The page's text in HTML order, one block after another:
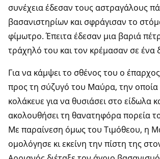
συνέχεια έδεσαν τους αστραγάλους
βασανιστηρίων και σφράγισαν το
φίμωτρο. Έπειτα έδεσαν μια βαριά
τράχηλό του και τον κρέμασαν σε ένα
Για να κάμψει το σθένος του ο
προς τη σύζυγό του Μαύρα, την
κολάκευε για να θυσιάσει στο είδωλα
ακολουθήσει τη θανατηφόρα πορεία
Με παραίνεση όμως του Τιμόθεου, η
ομολόγησε κι εκείνη την πίστη της